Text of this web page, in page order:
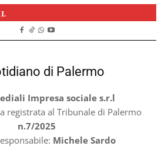
di Palermo
Impresa sociale s.r.l
registrata al Tribunale di Palermo
n.7/2025
Michele Sardo